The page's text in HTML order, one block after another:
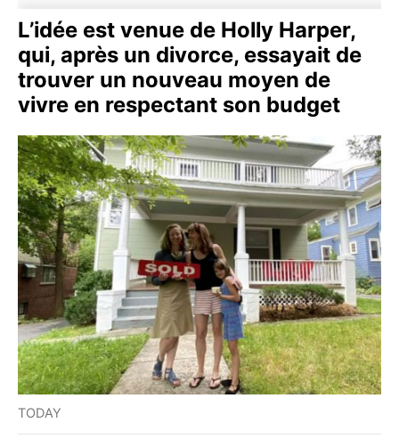
L’idée est venue de Holly Harper,
qui, après un divorce, essayait de
trouver un nouveau moyen de
vivre en respectant son budget
TODAY